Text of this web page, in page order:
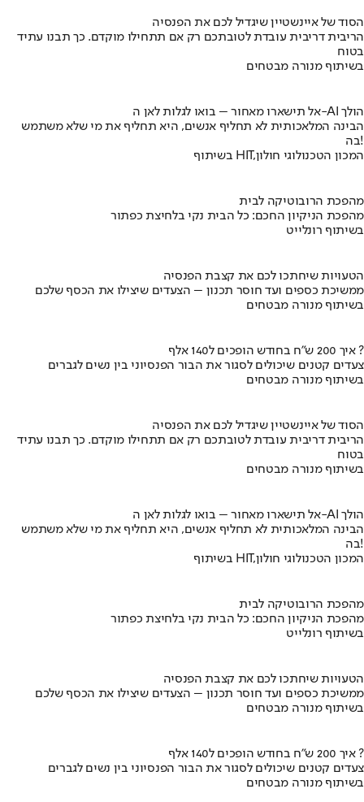
הסוד של איינשטיין שיגדיל לכם את הפנסיה
הריבית דריבית עובדת לטובתכם רק אם תתחילו מוקדם. כך תבנו עתיד
בטוח
בשיתוף מנורה מבטחים
אל תישארו מאחור – בואו לגלות לאן ה-AI הולך
הבינה המלאכותית לא תחליף אנשים, היא תחליף את מי שלא משתמש
בה!
בשיתוף HIT,המכון הטכנולוגי חולון
מהפכת הרובוטיקה לבית
מהפכת הניקיון החכם: כל הבית נקי בלחיצת כפתור
בשיתוף רונלייט
הטעויות שיחתכו לכם את קצבת הפנסיה
ממשיכת כספים ועד חוסר תכנון – הצעדים שיצילו את הכסף שלכם
בשיתוף מנורה מבטחים
איך 200 ש"ח בחודש הופכים ל140 אלף ?
צעדים קטנים שיכולים לסגור את הבור הפנסיוני בין נשים לגברים
בשיתוף מנורה מבטחים
הסוד של איינשטיין שיגדיל לכם את הפנסיה
הריבית דריבית עובדת לטובתכם רק אם תתחילו מוקדם. כך תבנו עתיד
בטוח
בשיתוף מנורה מבטחים
אל תישארו מאחור – בואו לגלות לאן ה-AI הולך
הבינה המלאכותית לא תחליף אנשים, היא תחליף את מי שלא משתמש
בה!
בשיתוף HIT,המכון הטכנולוגי חולון
מהפכת הרובוטיקה לבית
מהפכת הניקיון החכם: כל הבית נקי בלחיצת כפתור
בשיתוף רונלייט
הטעויות שיחתכו לכם את קצבת הפנסיה
ממשיכת כספים ועד חוסר תכנון – הצעדים שיצילו את הכסף שלכם
בשיתוף מנורה מבטחים
איך 200 ש"ח בחודש הופכים ל140 אלף ?
צעדים קטנים שיכולים לסגור את הבור הפנסיוני בין נשים לגברים
בשיתוף מנורה מבטחים